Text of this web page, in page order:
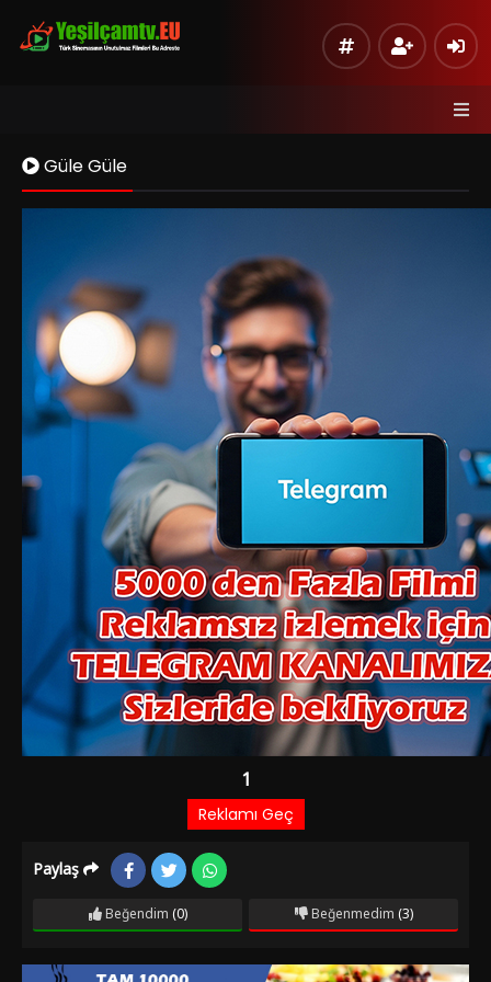
Güle Güle
Listeye Ekle Sinema Modu
Paylaş
Beğendim (0) Beğenmedim(3)
4.047 izlenme IMDb: 6.8
Araba tamircisi Şemsi (Şükran Güngör), karısından yıllar önce
(Eşref Kolçak), Zarife (Yıldız Kenter) ile evli, disiplinli bir emekli